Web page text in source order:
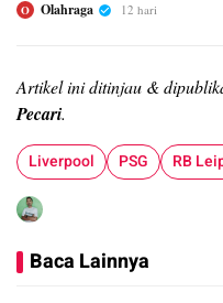
O Olahraga 12 hari
Artikel ini ditinjau &
Pecari.
Liverpool PSG RB
Baca Lainnya